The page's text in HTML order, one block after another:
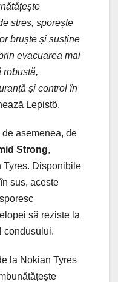
stres, sporește
bruște și susține
evacuarea mai
robustă,
și control în
Lepistö.
asemenea, de
Strong,
Tyres. Disponibile
sus, aceste
să reziste la
condusului.
la Nokian Tyres